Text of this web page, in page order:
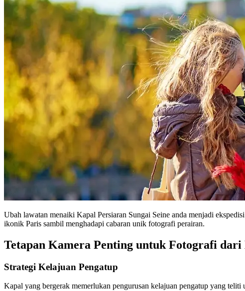
Ubah lawatan menaiki Kapal Persiaran Sungai Seine anda menjadi
ikonik Paris sambil menghadapi cabaran unik fotografi perairan.
Tetapan Kamera Penting untuk Fotografi dari
Strategi Kelajuan Pengatup
Kapal yang bergerak memerlukan pengurusan kelajuan pengatup yang teliti